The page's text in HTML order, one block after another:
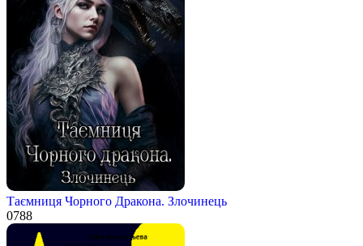
Таємниця Чорного Дракона. Злочинець
0788